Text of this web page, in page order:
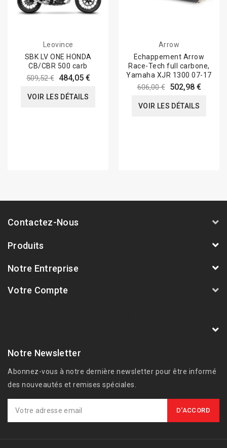
Leovince
SBK LV ONE HONDA
CB/CBR 500 carb
509,52 € 484,05 €
VOIR LES DÉTAILS
Arrow
Echappement Arrow
Race-Tech full carbone,
Yamaha XJR 1300 07-17
606,00 € 502,98 €
VOIR LES DÉTAILS
Contactez-Nous
Produits
Notre Entreprise
Votre Compte
Notre Newsletter
Abonnez-vous à notre dernière newsletter pour être informé
des nouveautés et remises spéciales.